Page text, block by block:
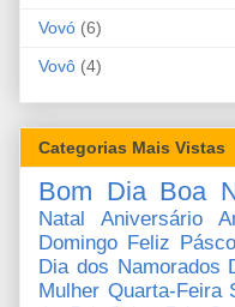
Vovó (6)
Vovô (4)
Categorias Mais Vistas
Bom Dia Boa
Natal Aniversário
Domingo Feliz
Dia dos Namorados
Mulher Quarta-Feira